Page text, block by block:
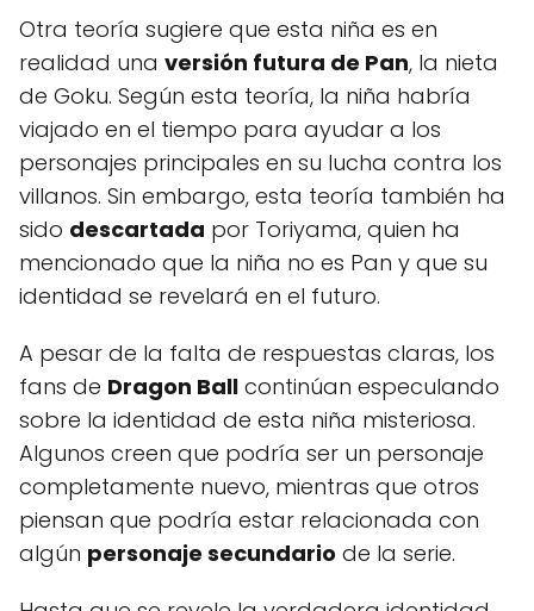
Otra teoría sugiere que esta niña es en
realidad una versión futura de Pan, la nieta
de Goku. Según esta teoría, la niña habría
viajado en el tiempo para ayudar a los
personajes principales en su lucha contra los
villanos. Sin embargo, esta teoría también ha
sido descartada por Toriyama, quien ha
mencionado que la niña no es Pan y que su
identidad se revelará en el futuro.
A pesar de la falta de respuestas claras, los
fans de Dragon Ball continúan especulando
sobre la identidad de esta niña misteriosa.
Algunos creen que podría ser un personaje
completamente nuevo, mientras que otros
piensan que podría estar relacionada con
algún personaje secundario de la serie.